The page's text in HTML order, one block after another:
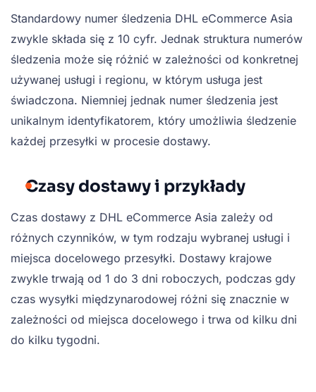
Standardowy numer śledzenia DHL eCommerce Asia
zwykle składa się z 10 cyfr. Jednak struktura numerów
śledzenia może się różnić w zależności od konkretnej
używanej usługi i regionu, w którym usługa jest
świadczona. Niemniej jednak numer śledzenia jest
unikalnym identyfikatorem, który umożliwia śledzenie
każdej przesyłki w procesie dostawy.
Czasy dostawy i przykłady
Czas dostawy z DHL eCommerce Asia zależy od
różnych czynników, w tym rodzaju wybranej usługi i
miejsca docelowego przesyłki. Dostawy krajowe
zwykle trwają od 1 do 3 dni roboczych, podczas gdy
czas wysyłki międzynarodowej różni się znacznie w
zależności od miejsca docelowego i trwa od kilku dni
do kilku tygodni.